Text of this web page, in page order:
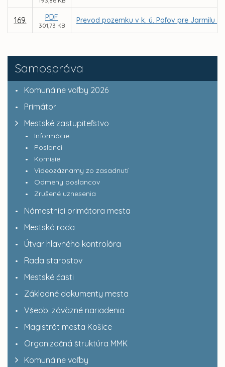
Samospráva
Komunálne voľby 2026
Primátor
Mestské zastupiteľstvo
Informácie
Poslanci
Komisie
Videozáznamy zo zasadnutí
Odmeny poslancov
Zrušené uznesenia
Námestníci primátora mesta
Mestská rada
Útvar hlavného kontrolóra
Rada starostov
Mestské časti
Základné dokumenty mesta
Všeob. záväzné nariadenia
Magistrát mesta Košice
Organizačná štruktúra MMK
Komunálne voľby
169. PDF
301,73 KB
Prevod pozemku v k. ú. Poľov pre Jarmilu